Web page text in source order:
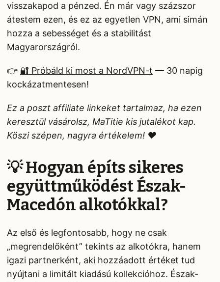
visszakapod a pénzed. Én már vagy százszor
átestem ezen, és ez az egyetlen VPN, ami simán
hozza a sebességet és a stabilitást
Magyarországról.
👉 🔐 Próbáld ki most a NordVPN-t — 30 napig
kockázatmentesen!
Ez a poszt affiliate linkeket tartalmaz, ha ezen
keresztül vásárolsz, MaTitie kis jutalékot kap.
Köszi szépen, nagyra értékelem! ❤️
💡 Hogyan építs sikeres
együttműködést Észak-
Macedón alkotókkal?
Az első és legfontosabb, hogy ne csak
„megrendelőként” tekints az alkotókra, hanem
igazi partnerként, aki hozzáadott értéket tud
nyújtani a limitált kiadású kollekcióhoz. Észak-